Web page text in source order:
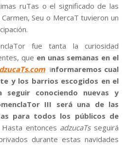
ruTas o el significado de las
Seu o MercaT tuvieron un
fue tanta la curiosidad
que en unas semanas en el
informaremos cual
y los barrios escogidos en el
seguir conociendo nuevas y
III será una de las
para todos los públicos de
Hasta entonces adzucaTsseguirá
durante estas navidades